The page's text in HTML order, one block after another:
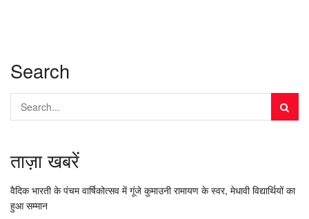
Search
ताज़ा खबरें
वैदिक भारती के पंचम वार्षिकोत्सव में गूंजे कुमाउनी रामायण के स्वर, मेधावी विद्यार्थियों का
हुआ सम्मान